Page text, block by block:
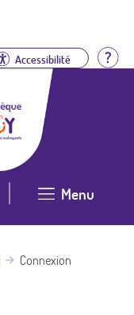
Accessibilité
Menu
Connexion